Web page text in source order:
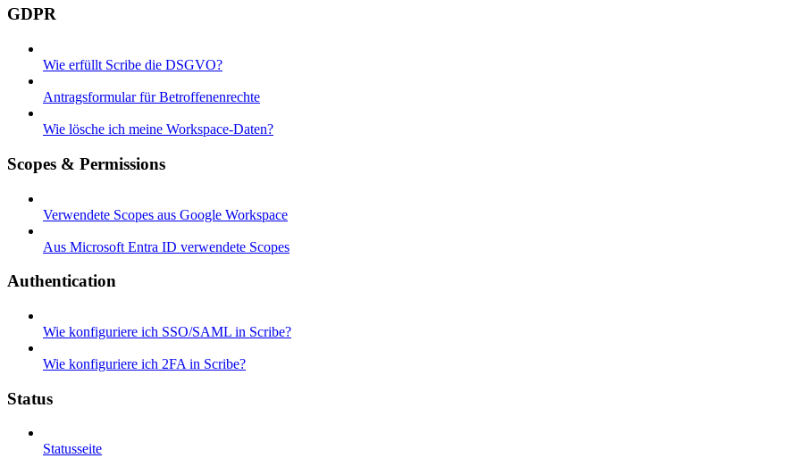
GDPR
Wie erfüllt Scribe die DSGVO?
Antragsformular für Betroffenenrechte
Wie lösche ich meine Workspace-Daten?
Scopes & Permissions
Verwendete Scopes aus Google Workspace
Aus Microsoft Entra ID verwendete Scopes
Authentication
Wie konfiguriere ich SSO/SAML in Scribe?
Wie konfiguriere ich 2FA in Scribe?
Status
Statusseite